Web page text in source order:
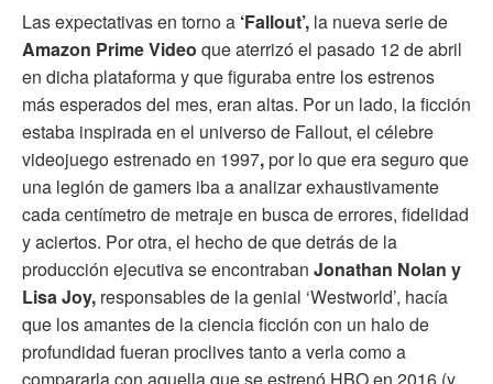
Las expectativas en torno a ‘Fallout’, la nueva serie de
Amazon Prime Video que aterrizó el pasado 12 de abril
en dicha plataforma y que figuraba entre los estrenos
más esperados del mes, eran altas. Por un lado, la ficción
estaba inspirada en el universo de Fallout, el célebre
videojuego estrenado en 1997,por lo que era seguro que
una legión de gamers iba a analizar exhaustivamente
cada centímetro de metraje en busca de errores, fidelidad
y aciertos. Por otra, el hecho de que detrás de la
producción ejecutiva se encontraban Jonathan Nolan y
Lisa Joy, responsables de la genial ‘Westworld’, hacía
que los amantes de la ciencia ficción con un halo de
profundidad fueran proclives tanto a verla como a